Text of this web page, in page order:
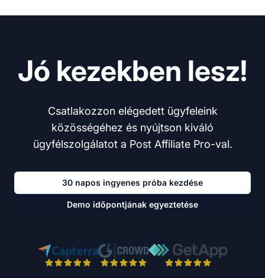
Jó kezekben lesz!
Csatlakozzon elégedett ügyfeleink
közösségéhez és nyújtson kiváló
ügyfélszolgálatot a Post Affiliate Pro-val.
30 napos ingyenes próba kezdése
Demo időpontjának egyeztetése